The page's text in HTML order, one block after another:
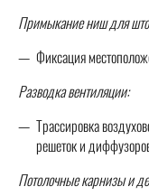
Примыкание ниш для
Фиксация
Разводка вентиляции:
Трассировка
решеток и
Потолочные карнизы и